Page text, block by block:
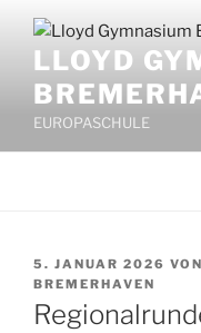
Inhalt
springenLLOYD
EUROPASCHULE
VERÖFFENTLICHT
AM
5. JANUAR 2026 VON
BREMERHAVEN